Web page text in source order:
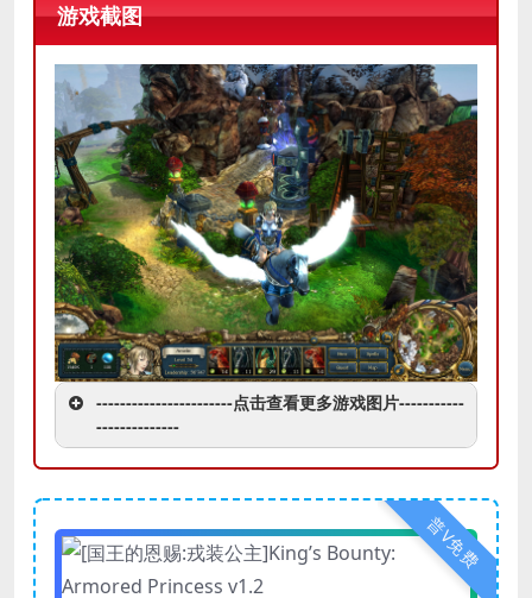
游戏截图
-----------------------点击查看更多游戏图片-----------
--------------
普V免费